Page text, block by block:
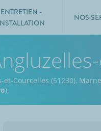
ENTRETIEN -
NOS
Courcelles (51230),
).